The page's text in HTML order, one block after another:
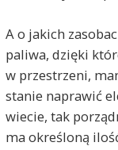
A o jakich
paliwa, dzięki
w przestrzeni,
stanie naprawić
wiecie, tak
ma określoną